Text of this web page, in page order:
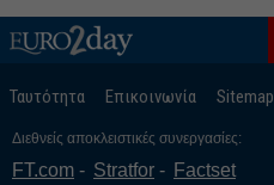
Ταυτότητα Επικοινωνία Sitemap
Διεθνείς αποκλειστικές συνεργασίες:
FT.com Stratfor Factset